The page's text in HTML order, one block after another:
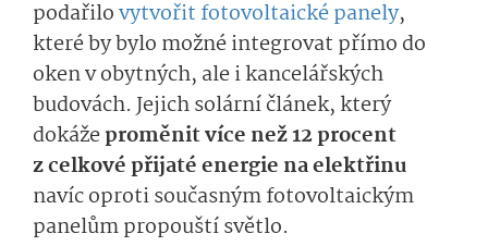
podařilovytvořit fotovoltaické panely,
které by bylo možné integrovat přímo do
oken v obytných, ale i kancelářských
budovách. Jejich solární článek, který
dokážeproměnit více než 12 procent
z celkové přijaté energie na elektřinu
navíc oproti současným fotovoltaickým
panelům propouští světlo.